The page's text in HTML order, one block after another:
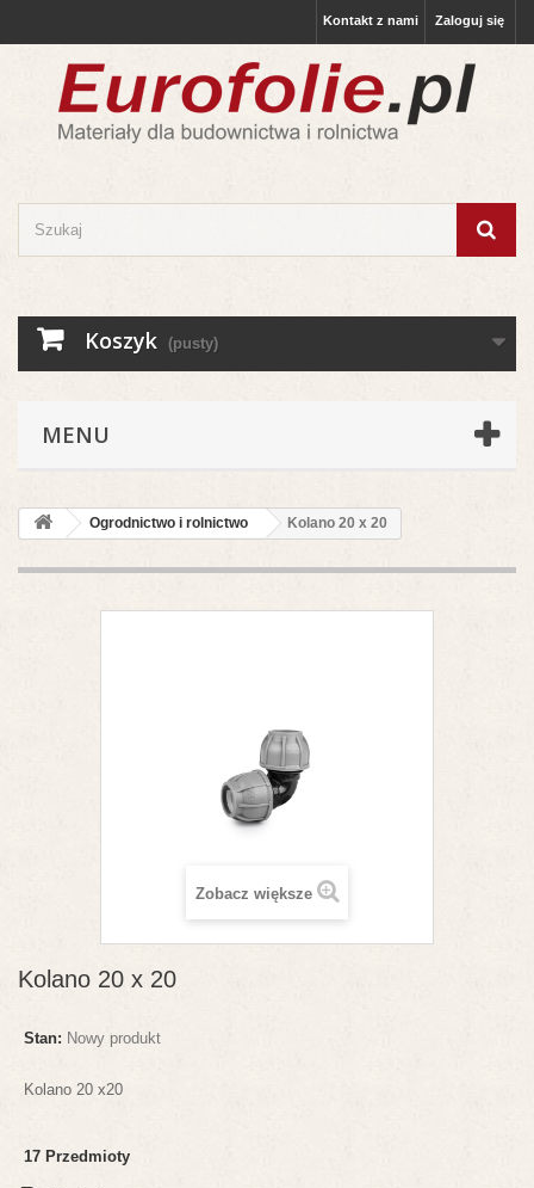
Zaloguj się
Kontakt z nami
Koszyk (pusty)
MENU
Ogrodnictwo i rolnictwo Kolano 20 x 20
Zobacz większe
Kolano 20 x 20
Stan: Nowy produkt
Kolano 20 x20
17 Przedmioty